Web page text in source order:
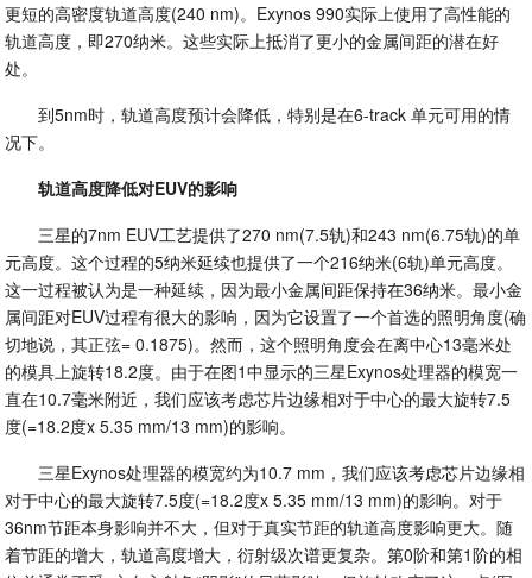
更短的高密度轨道高度(240 nm)。Exynos 990实际上使用了高性能的
轨道高度，即270纳米。这些实际上抵消了更小的金属间距的潜在好
处。
到5nm时，轨道高度预计会降低，特别是在6-track 单元可用的情
况下。
轨道高度降低对EUV的影响
三星的7nm EUV工艺提供了270 nm(7.5轨)和243 nm(6.75轨)的单
元高度。这个过程的5纳米延续也提供了一个216纳米(6轨)单元高度。
这一过程被认为是一种延续，因为最小金属间距保持在36纳米。最小金
属间距对EUV过程有很大的影响，因为它设置了一个首选的照明角度(确
切地说，其正弦= 0.1875)。然而，这个照明角度会在离中心13毫米处
的模具上旋转18.2度。由于在图1中显示的三星Exynos处理器的模宽一
直在10.7毫米附近，我们应该考虑芯片边缘相对于中心的最大旋转7.5
度(=18.2度x 5.35 mm/13 mm)的影响。
三星Exynos处理器的模宽约为10.7 mm，我们应该考虑芯片边缘相
对于中心的最大旋转7.5度(=18.2度x 5.35 mm/13 mm)的影响。对于
36nm节距本身影响并不大，但对于真实节距的轨道高度影响更大。随
着节距的增大，轨道高度增大，衍射级次谱更复杂。第0阶和第1阶的相